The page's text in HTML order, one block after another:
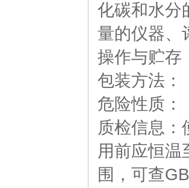
化碳和水分
量的仪器、
操作与贮存
包装方法：
危险性质：
质检信息
用前应恒
围，可查